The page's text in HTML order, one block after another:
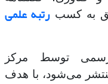
به کسبرتبه علمی
توسط مرکز
می‌شود، با هدف